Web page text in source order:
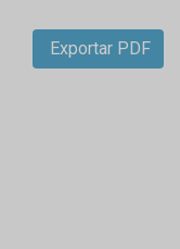
Exportar PDF